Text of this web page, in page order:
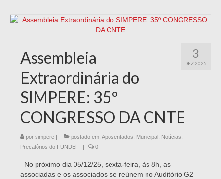
3
DEZ 2025
Assembleia
Extraordinária do
SIMPERE: 35º
CONGRESSO DA CNTE
por simpere postado em: Aposentados Municipal Notícias
Precatórios do FUNDEF
0
No próximo dia 05/12/25, sexta-feira, às 8h, as
associadas e os associados se reúnem no Auditório G2